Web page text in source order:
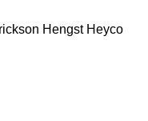
Hengst Heyco